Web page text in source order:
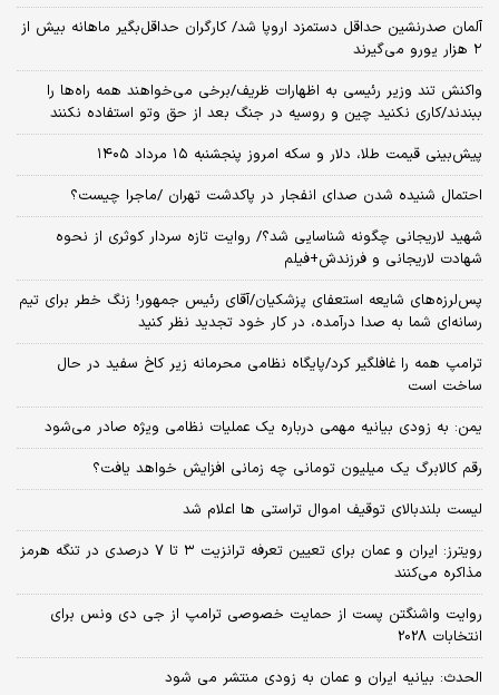
سربازان فراری بخوانند/ آیا معافیت در راه است؟
مشاور سیدمحمد خاتمی درگذشت
قیمت جدید مرغ اعلام شد
روایت عضو کمیسیون امنیت ملی از شهادت علی لاریجانی/ مرتضی لاریجانی
با خانه تماس گرفته بود؟
توقف طولانی کامیون‌ها پشت مرزها/این اتفاق چقدر به اقتصاد ایران
خسارت می‌زند؟
حمله پهپادی روسیه به ۲ کشتی در دریای سیاه
آلمان صدرنشین حداقل دستمزد اروپا شد/ کارگران حداقل‌بگیر ماهانه بیش از
۲ هزار یورو می‌گیرند
واکنش تند وزیر رئیسی به اظهارات ظریف/برخی می‌خواهند همه راه‌ها را
ببندند/کاری نکنید چین و روسیه در جنگ بعد از حق وتو استفاده نکنند
پیش‌بینی قیمت طلا، دلار و سکه امروز پنجشنبه ۱۵ مرداد ۱۴۰۵
احتمال شنیده شدن صدای انفجار در پاکدشت تهران /ماجرا چیست؟
شهید لاریجانی چگونه شناسایی شد؟/ روایت تازه سردار کوثری از نحوه
شهادت لاریجانی و فرزندش+فیلم
پس‌لرزه‌های شایعه استعفای پزشکیان/آقای رئیس جمهور! زنگ خطر برای تیم
رسانه‌ای شما به صدا درآمده، در کار خود تجدید نظر کنید
ترامپ همه را غافلگیر کرد/پایگاه نظامی محرمانه زیر کاخ سفید در حال